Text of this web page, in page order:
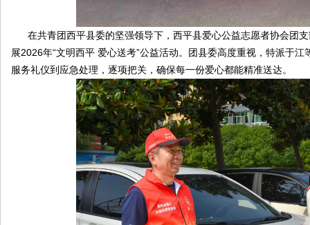
在共青团西平县委的坚强领导下，西平县爱心公益志愿者协会团
展2026年“文明西平 爱心送考”公益活动。团县委高度重视，特派于
服务礼仪到应急处理，逐项把关，确保每一份爱心都能精准送达。